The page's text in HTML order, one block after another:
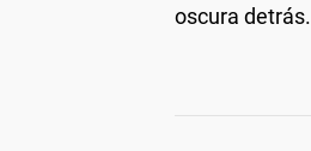
oscura detrás.